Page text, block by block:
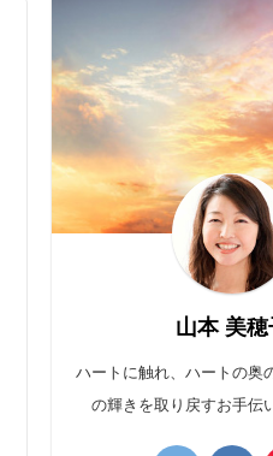
山本 美穂
ハートに触れ、ハートの奥
の輝きを取り戻すお手伝